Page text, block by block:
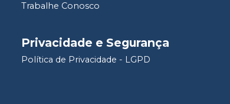
Trabalhe Conosco
Privacidade e Segurança
Política de Privacidade - LGPD